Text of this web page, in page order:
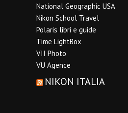
National Geographic USA
Nikon School Travel
Polaris libri e guide
Time LightBox
VII Photo
VU Agence
NIKON ITALIA